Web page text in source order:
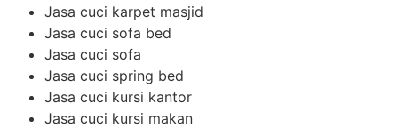
Jasa cuci karpet masjid
Jasa cuci sofa bed
Jasa cuci sofa
Jasa cuci spring bed
Jasa cuci kursi kantor
Jasa cuci kursi makan